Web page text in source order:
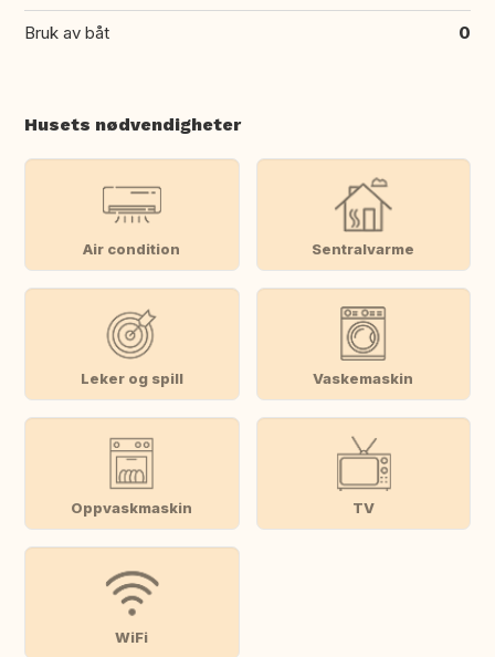
Bruk av båt 0
Husets nødvendigheter
Air condition Sentralvarme
Leker og spill Vaskemaskin
Oppvaskmaskin TV
WiFi